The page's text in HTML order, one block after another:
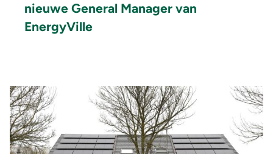
nieuwe General Manager van
EnergyVille